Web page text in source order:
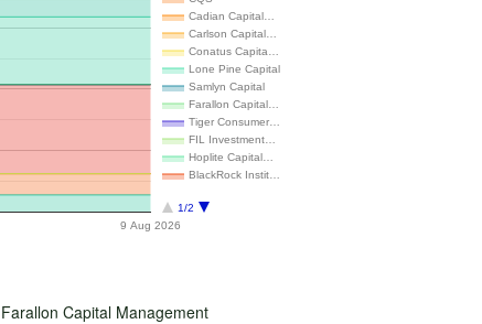
Cadian Capital…
Carlson Capital…
Conatus Capita…
Lone Pine Capital
Samlyn Capital
Farallon Capital…
Tiger Consumer…
FIL Investment…
Hoplite Capital…
BlackRock Instit…
1/2
9 Aug 2026
Farallon Capital Management